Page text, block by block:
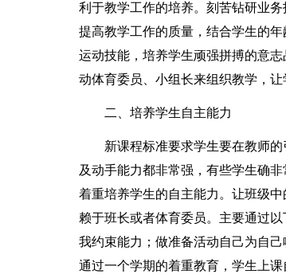
利于教学工作的培养。刻苦钻研业
提高教学工作的质量，结合学生的
运动技能，培养学生顽强拼搏的意
动体育委员、小组长来组织教学，
二、培养学生自主能力
新课程标准要求学生要在教师
及动手能力都非常强，有些学生确
着重培养学生的自主能力。让班级
赖于班长或者体育委员。主要通过
我约束能力；做准备活动自己为自
通过一个学期的着重教育，学生上